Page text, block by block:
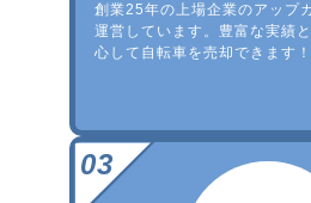
創業25年の上場企業のアップ
運営しています。豊富な実績
心して自転車を売却できます！